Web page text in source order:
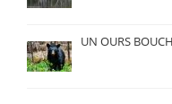
UN OURS